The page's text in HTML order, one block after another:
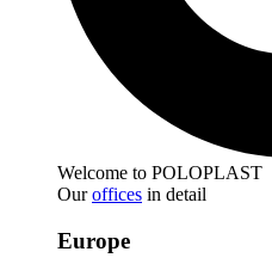
Welcome to POLOPLAST
Ouroffices in detail
Europe